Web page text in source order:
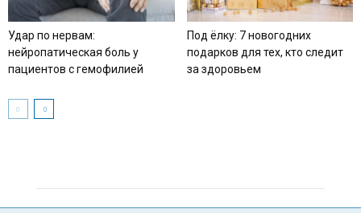
Удар по нервам:
нейропатическая боль у
пациентов с гемофилией
Под ёлку: 7 новогодних
подарков для тех, кто следит
за здоровьем